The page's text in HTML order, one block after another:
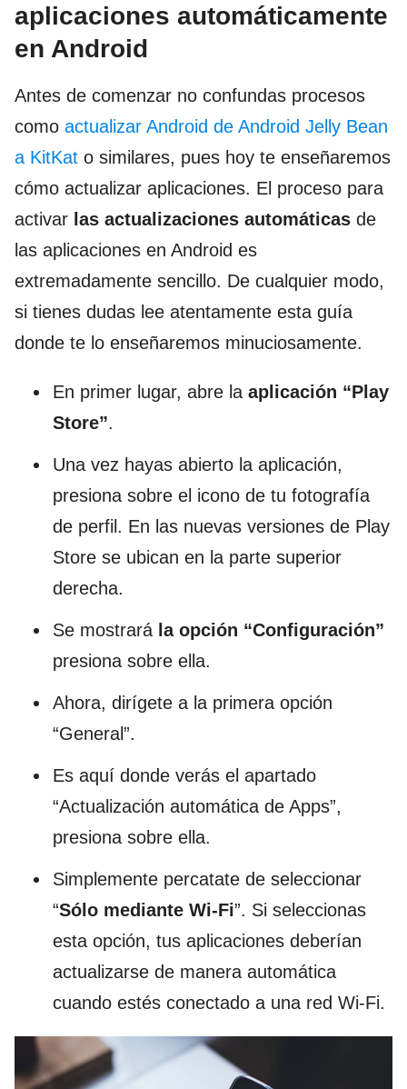
aplicaciones automáticamente
en Android
Antes de comenzar no confundas procesos
como actualizar Android de Android Jelly Bean
a KitKat o similares, pues hoy te enseñaremos
cómo actualizar aplicaciones. El proceso para
activar las actualizaciones automáticas de
las aplicaciones en Android es
extremadamente sencillo. De cualquier modo,
si tienes dudas lee atentamente esta guía
donde te lo enseñaremos minuciosamente.
En primer lugar, abre la aplicación “Play
Store”.
Una vez hayas abierto la aplicación,
presiona sobre el icono de tu fotografía
de perfil. En las nuevas versiones de Play
Store se ubican en la parte superior
derecha.
Se mostrará la opción “Configuración”
presiona sobre ella.
Ahora, dirígete a la primera opción
“General”.
Es aquí donde verás el apartado
“Actualización automática de Apps”,
presiona sobre ella.
Simplemente percatate de seleccionar
“Sólo mediante Wi-Fi”. Si seleccionas
esta opción, tus aplicaciones deberían
actualizarse de manera automática
cuando estés conectado a una red Wi-Fi.